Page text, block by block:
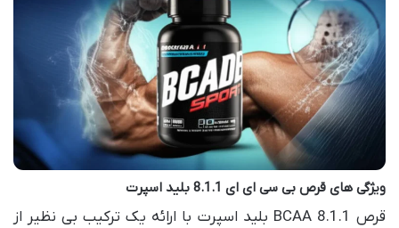
ویژگی های قرص بی سی ای ای 8.1.1 بلید اسپرت
قرص BCAA 8.1.1 بلید اسپرت با ارائه یک ترکیب بی نظیر از